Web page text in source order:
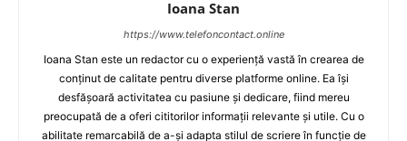
Ioana Stan
https://www.telefoncontact.online
Ioana Stan este un redactor cu o experiență vastă în crearea de
conținut de calitate pentru diverse platforme online. Ea își
desfășoară activitatea cu pasiune și dedicare, fiind mereu
preocupată de a oferi cititorilor informații relevante și utile. Cu o
abilitate remarcabilă de a-și adapta stilul de scriere în funcție de